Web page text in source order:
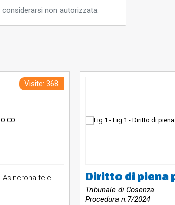
non autorizzata.
Visite: 368
Asincrona telematica
Tribunale di Cosenza
Procedura n.7/2024